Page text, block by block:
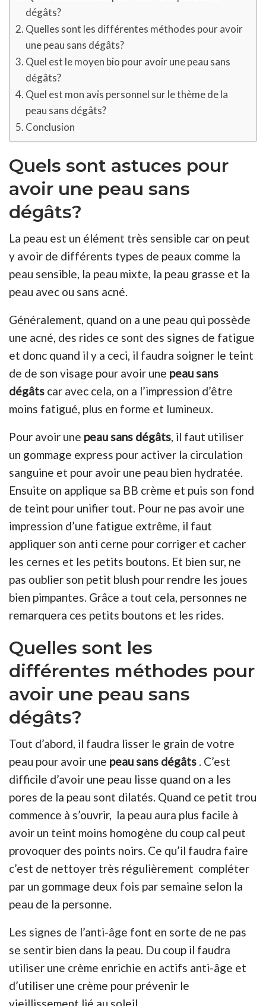
dégâts?
Quelles sont les différentes méthodes pour avoir
une peau sans dégâts?
Quel est le moyen bio pour avoir une peau sans
dégâts?
Quel est mon avis personnel sur le thème de la
peau sans dégâts?
Conclusion
Quels sont astuces pour
avoir une peau sans
dégâts?
La peau est un élément très sensible car on peut
y avoir de différents types de peaux comme la
peau sensible, la peau mixte, la peau grasse et la
peau avec ou sans acné.
Généralement, quand on a une peau qui possède
une acné, des rides ce sont des signes de fatigue
et donc quand il y a ceci, il faudra soigner le teint
de de son visage pour avoir une peau sans
dégâts car avec cela, on a l’impression d’être
moins fatigué, plus en forme et lumineux.
Pour avoir une peau sans dégâts , il faut utiliser
un gommage express pour activer la circulation
sanguine et pour avoir une peau bien hydratée.
Ensuite on applique sa BB crème et puis son fond
de teint pour unifier tout. Pour ne pas avoir une
impression d’une fatigue extrême, il faut
appliquer son anti cerne pour corriger et cacher
les cernes et les petits boutons. Et bien sur, ne
pas oublier son petit blush pour rendre les joues
bien pimpantes. Grâce a tout cela, personnes ne
remarquera ces petits boutons et les rides.
Quelles sont les
différentes méthodes pour
avoir une peau sans
dégâts?
Tout d’abord, il faudra lisser le grain de votre
peau pour avoir une peau sans dégâts . C’est
difficile d’avoir une peau lisse quand on a les
pores de la peau sont dilatés. Quand ce petit trou
commence à s’ouvrir, la peau aura plus facile à
avoir un teint moins homogène du coup cal peut
provoquer des points noirs. Ce qu’il faudra faire
c’est de nettoyer très régulièrement compléter
par un gommage deux fois par semaine selon la
peau de la personne.
Les signes de l’anti-âge font en sorte de ne pas
se sentir bien dans la peau. Du coup il faudra
utiliser une crème enrichie en actifs anti-âge et
d’utiliser une crème pour prévenir le
vieillissement lié au soleil.